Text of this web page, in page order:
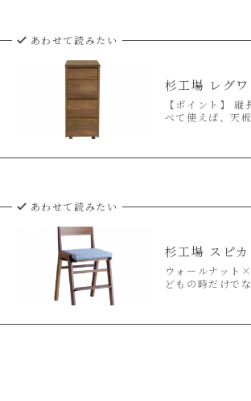
あわせて読みたい
杉工場 レグ
【ポイント】
べて使えば、天
あわせて読みたい
杉工場 スピカ
ウォールナット
どもの時だけで